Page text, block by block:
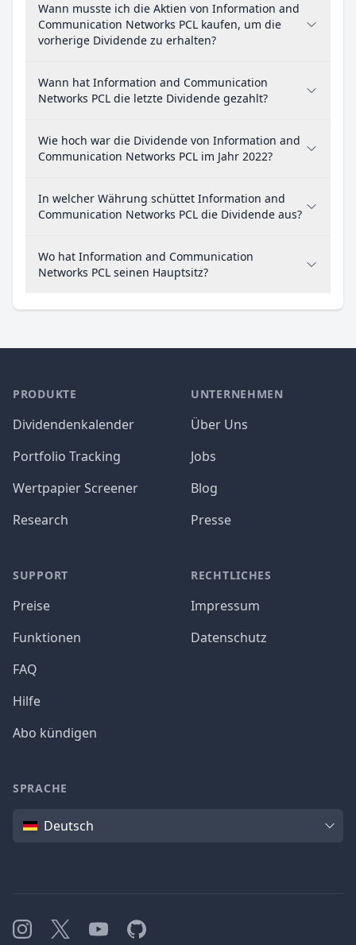
Wann musste ich die Aktien von Information and
Communication Networks PCL kaufen, um die
vorherige Dividende zu erhalten?
Wann hat Information and Communication
Networks PCL die letzte Dividende gezahlt?
Wie hoch war die Dividende von Information and
Communication Networks PCL im Jahr 2022?
In welcher Währung schüttet Information and
Communication Networks PCL die Dividende aus?
Wo hat Information and Communication
Networks PCL seinen Hauptsitz?
PRODUKTE
Dividendenkalender
Portfolio Tracking
Wertpapier Screener
Research
SUPPORT
Preise
Funktionen
FAQ
Hilfe
Abo kündigen
UNTERNEHMEN
Über Uns
Jobs
Blog
Presse
RECHTLICHES
Impressum
Datenschutz
SPRACHE
SpracheDeutsch
Instagram
X YouTubeGitHub